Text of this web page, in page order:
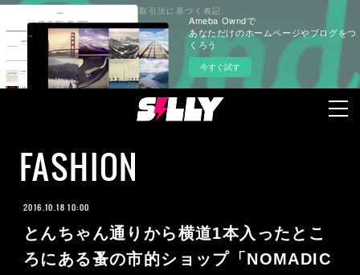
Ameba Owndで
あなただけのホームページやブログをつ
くろう
今すぐ試す
FASHION
2016.10.18 10:00
とんちゃん通りから横道1本入ったとこ
ろにある蚤の市的ショップ「NOMADIC
プライバシーポリシー 特定商取引法に基づく表記